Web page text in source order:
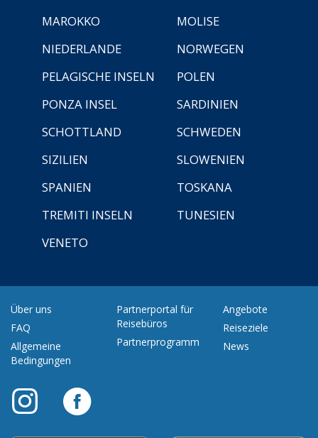
MAROKKO
MOLISE
NIEDERLANDE
NORWEGEN
PELAGISCHE INSELN
POLEN
PONZA INSEL
SARDINIEN
SCHOTTLAND
SCHWEDEN
SIZILIEN
SLOWENIEN
SPANIEN
TOSKANA
TREMITI INSELN
TUNESIEN
VENETO
Über uns
FAQ
Allgemeine
Bedingungen
Partnerportal für
Reisebüros
Partnerprogramm
Angebote
Reiseziele
News